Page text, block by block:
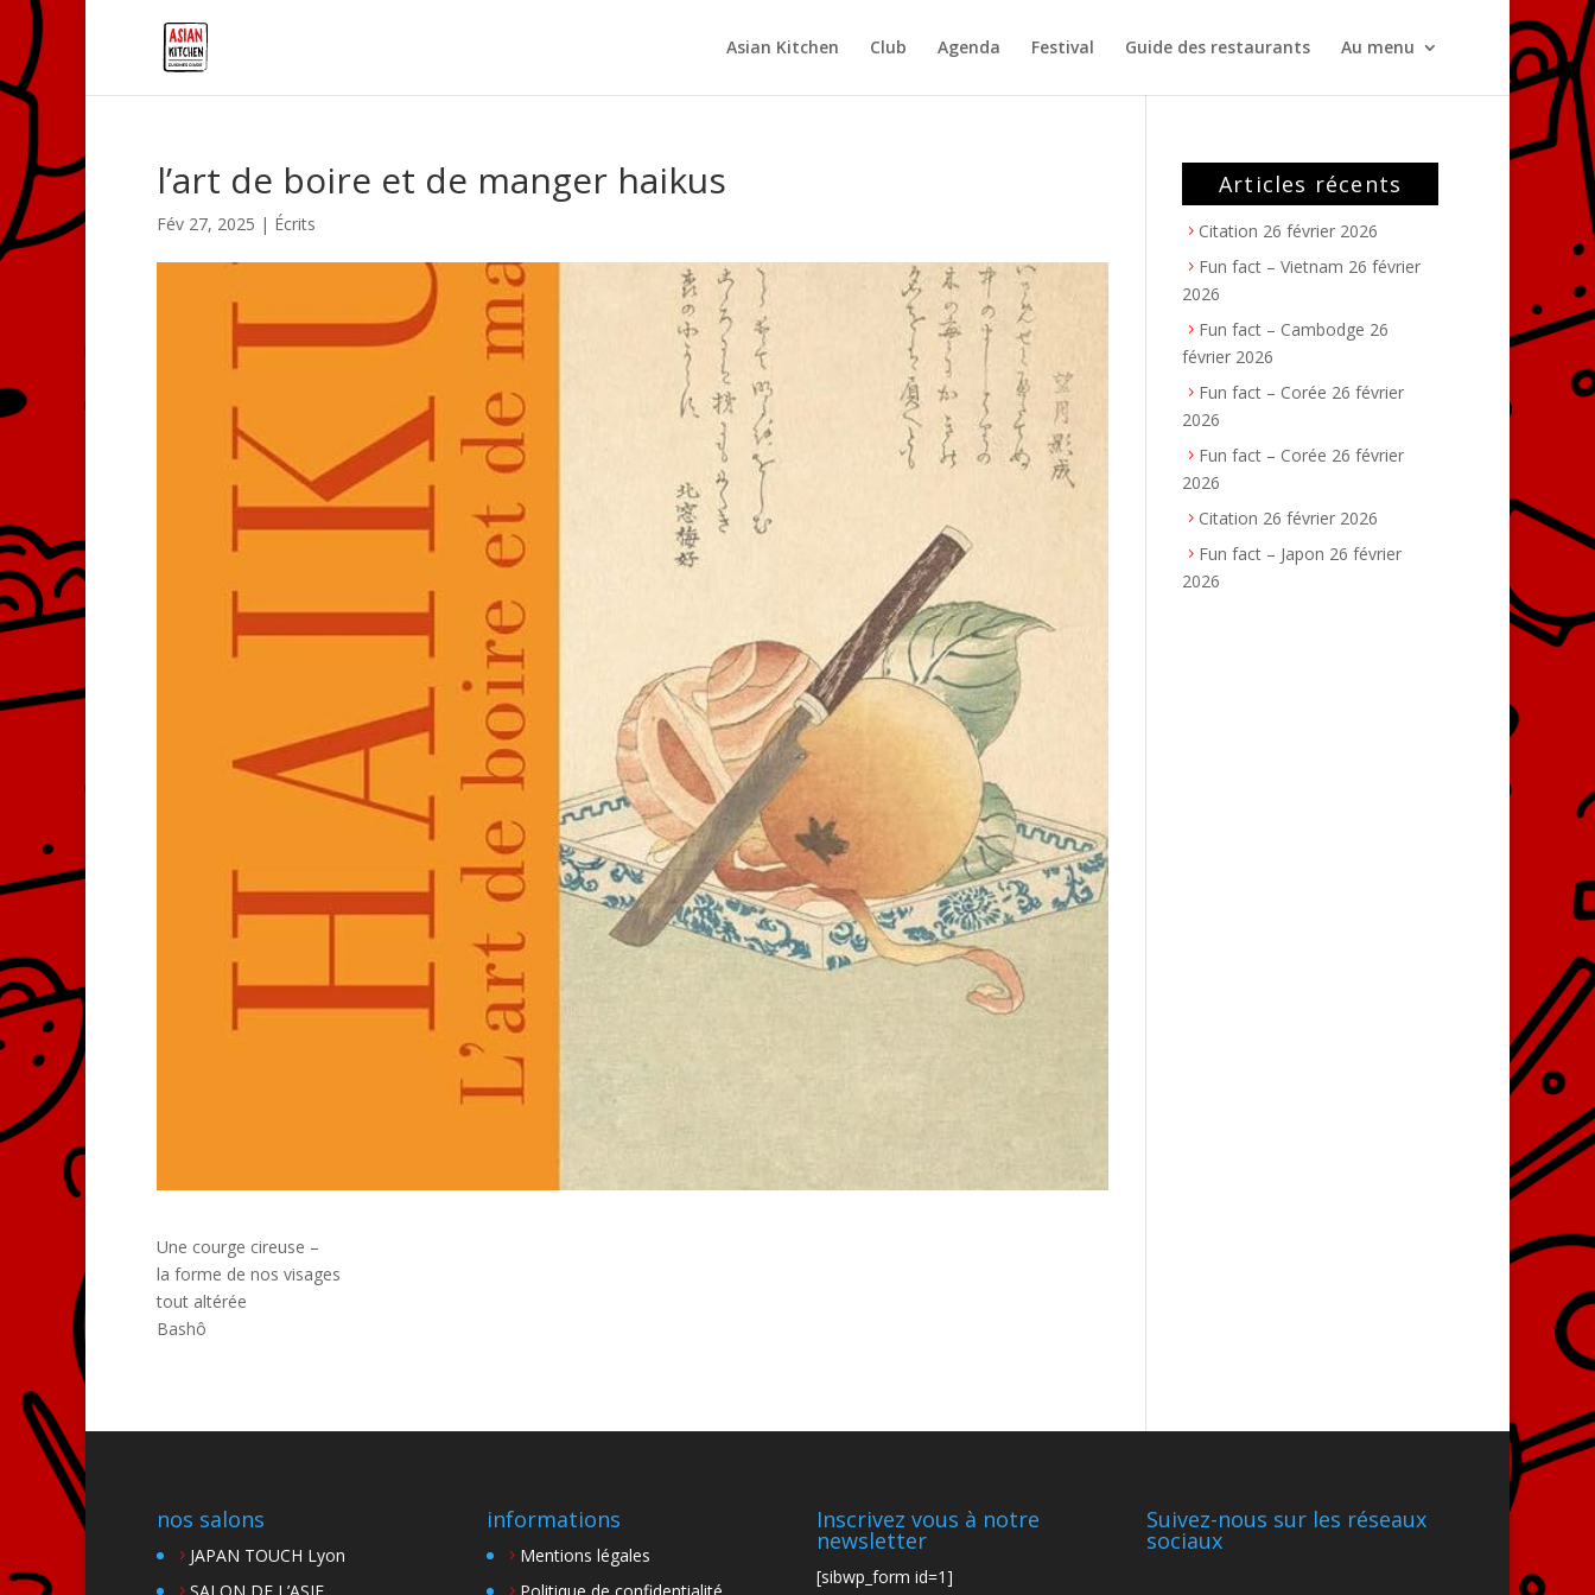
Asian Kitchen Club Agenda Festival Guide des restaurants Au menu
l’art de boire et de manger haikus
Fév 27, 2025 | Écrits
Une courge cireuse –
la forme de nos visages
tout altérée
Bashô
Articles récents
Citation 26 février 2026
Fun fact – Vietnam 26 février
2026
Fun fact – Cambodge 26
février 2026
Fun fact – Corée 26 février
2026
Fun fact – Corée 26 février
2026
Citation 26 février 2026
Fun fact – Japon 26 février
2026
nos salons
JAPAN TOUCH Lyon
informations
Mentions légales
Inscrivez vous à notre
newsletter
[sibwp_form id=1]
Suivez-nous sur les réseaux
sociaux